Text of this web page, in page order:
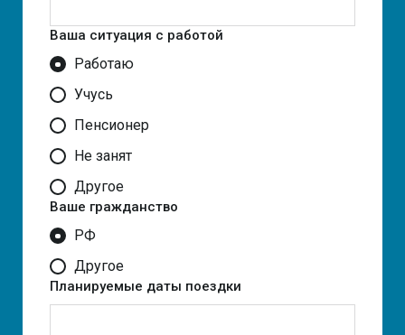
Ваша ситуация с работой
Работаю
Учусь
Пенсионер
Не занят
Другое
Ваше гражданство
РФ
Другое
Планируемые даты поездки